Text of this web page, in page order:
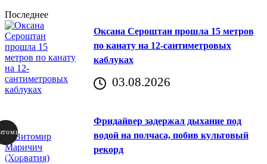
Последнее
Оксана Сероштан прошла 15 метров
по канату на 12-сантиметровых
каблуках
03.08.2026
Фридайвер задержал дыхание под
водой на полчаса, побив культовый
рекорд